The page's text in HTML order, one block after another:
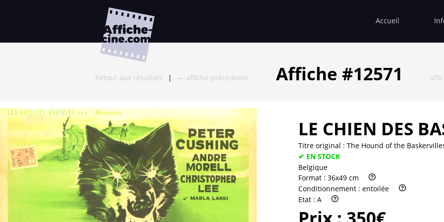
Accueil
Retour aux résultats | ← affiche précédente Affiche #12571
LE CHIEN DES
Titre original : The Hound of the
✔ EN STOCK
Belgique
Format : 36x49 cm
Conditionnement : entoilée
Etat : A